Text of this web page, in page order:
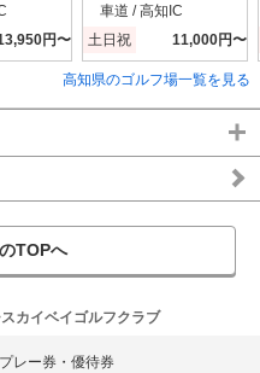
円〜
車道 / 高知IC
土日祝
11,000円〜
高知県のゴルフ場一覧を見る
TOPへ
スカイベイゴルフクラブ
レー券・優待券